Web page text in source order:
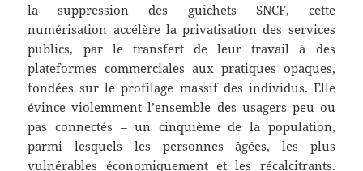
la suppression des guichets SNCF, cette
numérisation accélère la privatisation des services
publics, par le transfert de leur travail à des
plateformes commerciales aux pratiques opaques,
fondées sur le profilage massif des individus. Elle
évince violemment l’ensemble des usagers peu ou
pas connectés – un cinquième de la population,
parmi lesquels les personnes âgées, les plus
vulnérables économiquement et les récalcitrants.